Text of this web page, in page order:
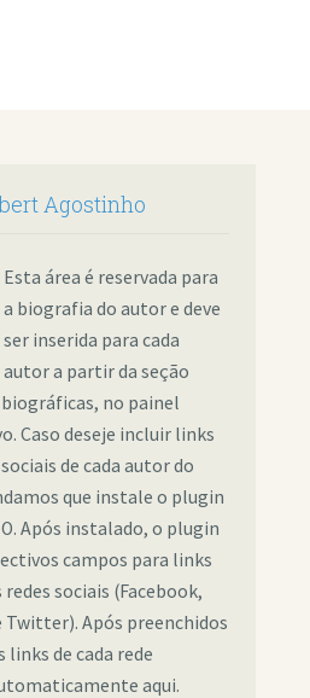
Agostinho
Esta área é reservada para
a biografia do autor e deve
ser inserida para cada
autor a partir da seção
no painel
Caso deseje incluir links
de cada autor do
que instale o plugin
Após instalado, o plugin
campos para links
sociais (Facebook,
Twitter). Após preenchidos
links de cada rede
aqui.